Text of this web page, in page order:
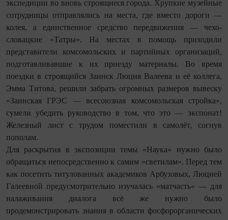
экспедиции во вновь строящиеся города. Хрупкие музейные
сотрудницы отправлялись на места, где вместо дороги —
колея, а единственное средство передвижения — чехо­
словацкие «Татры». На местах в помощь приходили
представители комсомольских и партийных организаций,
подготавливавшие к их приезду материалы. Во время
поездки в строящийся Заинск Люция Валеева и её коллега,
Эмма Титова, решили забрать огромных размеров вывеску
«Заинская ГРЭС — всесоюзная комсомольская стройка»,
сумели убедить руководство в том, что это — экспонат!
Железный лист с трудом поместили в самолёт, согнув
пополам.
Для раскрытия в экспозиции темы «Наука» нужно было
обращаться непосредственно к самим «светилам». Перед тем
как посетить титулованных академиков Арбузовых, Люцией
Галеевной предусмотрительно изучалась «матчасть» — для
налаживания диалога всё же нужно было
продемонстрировать знания в области фосфорорганических